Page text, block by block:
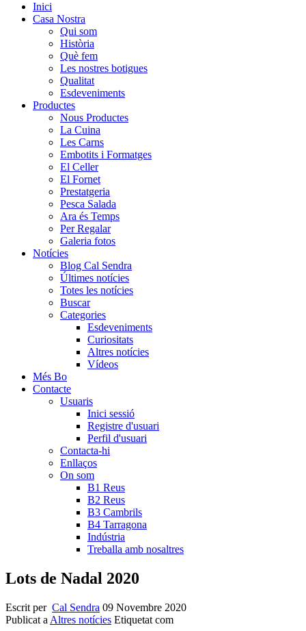
Inici
Casa Nostra
Qui som
Història
Què fem
Les nostres botigues
Qualitat
Esdeveniments
Productes
Nous Productes
La Cuina
Les Carns
Embotits i Formatges
El Celler
El Fornet
Prestatgeria
Pesca Salada
Ara és Temps
Per Regalar
Galeria fotos
Notícies
Blog Cal Sendra
Últimes notícies
Totes les notícies
Buscar
Categories
Esdeveniments
Curiositats
Altres notícies
Vídeos
Més Bo
Contacte
Usuaris
Inici sessió
Registre d'usuari
Perfil d'usuari
Contacta-hi
Enllaços
On som
B1 Reus
B2 Reus
B3 Cambrils
B4 Tarragona
Indústria
Treballa amb nosaltres
Lots de Nadal 2020
Escrit per Cal Sendra 09 Novembre 2020
Publicat a Altres notícies Etiquetat com